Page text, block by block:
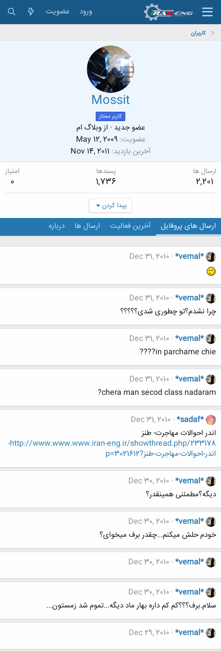
ورود عضویت
کاربران
Mossit
کاربر ممتاز
عضو جدید · ازوبلاگ ام
عضویت May 12, 2009
آخرین بازدید Nov 14, 2011
ارسال ها
2,201
پسندها
1,736
امتیاز
0
پیدا کردن
ارسال های پروفایل آخرین فعالیت ارسال ها درباره
*vernal*
Dec 31, 2010
*vernal*
Dec 31, 2010
چرا نشدم؟تو چطوری شدی؟؟؟؟؟
*vernal*
Dec 31, 2010
in parchame chie????
*vernal*
Dec 31, 2010
chera man secod class nadaram?
*sadaf*
Dec 31, 2010
اندر احوالات مهاجرت- طنز
http://www.www.www.iran-eng.ir/showthread.php/233178-
اندر-احوالات-مهاجرت-طنز?p=3021612
*vernal*
Dec 30, 2010
دیگه؟مطمئنی همینقدر؟
*vernal*
Dec 30, 2010
خودم حلش میکنم...چقدر برف میخوای؟
*vernal*
Dec 30, 2010
*vernal*
Dec 30, 2010
سلام.برف؟؟؟کم کم داره بهار ماد دیگه...تموم شد زمستون...
*vernal*
Dec 29, 2010